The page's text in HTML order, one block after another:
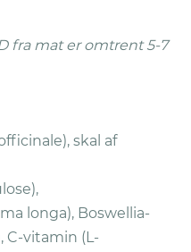
29 Malmö,
Finland).
mottakelse
med den
dersom du
En
bli sendt til deg
fra mat er omtrent 5-7
skal af
longa), Boswellia-
C-vitamin (L-